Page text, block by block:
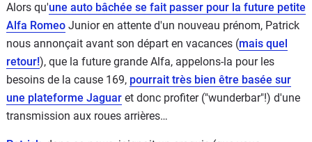
Alors qu'une auto bâchée se fait passer pour la future petite
Alfa Romeo Junior en attente d'un nouveau prénom, Patrick
nous annonçait avant son départ en vacances (mais quel
retour!), que la future grande Alfa, appelons-la pour les
besoins de la cause 169, pourrait très bien être basée sur
une plateforme Jaguar et donc profiter ("wunderbar"!) d'une
transmission aux roues arrières…